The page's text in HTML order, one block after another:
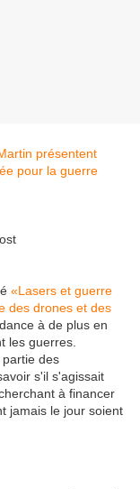
«Lasers et guerre
des drones et des
à de plus en
les guerres.
des
s'il s'agissait
à financer
jamais le jour soient